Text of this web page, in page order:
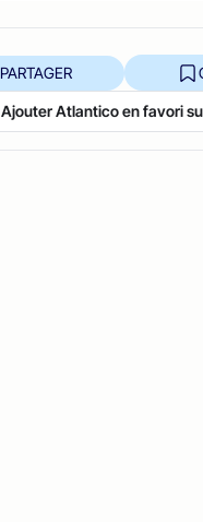
PARTAGER
Ajouter Atlantico en favori